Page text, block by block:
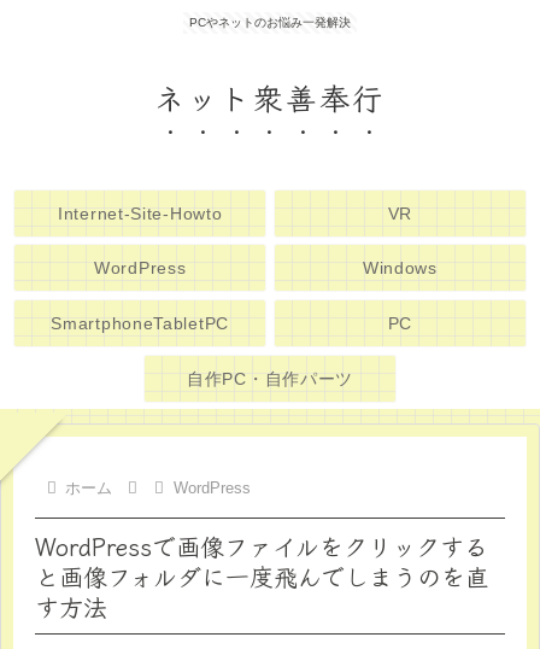
PCやネットのお悩み一発解決
ネット衆善奉行
Internet-Site-Howto VR
WordPress Windows
SmartphoneTabletPC PC
自作PC・自作パーツ
ホーム WordPress
WordPressで画像ファイルをクリックする
と画像フォルダに一度飛んでしまうのを直
す方法